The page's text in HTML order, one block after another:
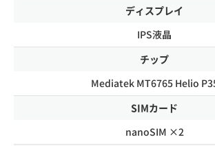
ディスプレイ
IPS液晶
チップ
Mediatek MT6765 Helio
SIMカード
nanoSIM ×2